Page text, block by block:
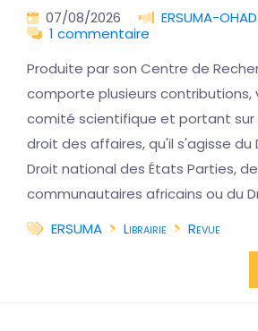
07/08/2026
ERSUMA-
1 commentaire
Produite par son Centre de
comporte plusieurs contributions,
comité scientifique et portant
droit des affaires, qu'il s'agisse du
Droit national des États Parties,
communautaires africains ou du
ERSUMA
Librairie Revue